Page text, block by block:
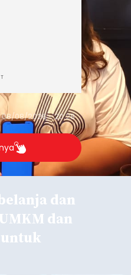
08/08/2026 - 20:28
dan
dan